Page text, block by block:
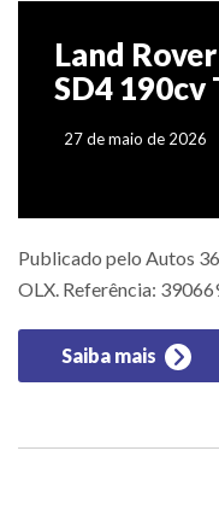
Land
SD4 190cv
27 de maio de 2026
Publicado pelo Autos
OLX. Referência:
Saiba mais